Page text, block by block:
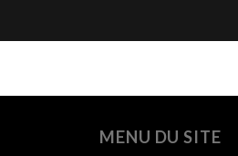
MENU DU SITE